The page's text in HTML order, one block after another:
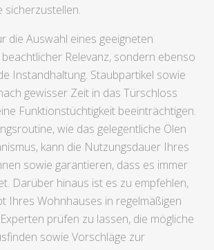
sicherzustellen.
die Auswahl eines geeigneten
Relevanz, sondern ebenso
Instandhaltung. Staubpartikel sowie
gewisser Zeit in das Türschloss
Funktionstüchtigkeit beeinträchtigen.
wie das gelegentliche Ölen
kann die Nutzungsdauer Ihres
sowie garantieren, dass es immer
Darüber hinaus ist es zu empfehlen,
Ihres Wohnhauses in regelmäßigen
prüfen zu lassen, die mögliche
sowie Vorschläge zur